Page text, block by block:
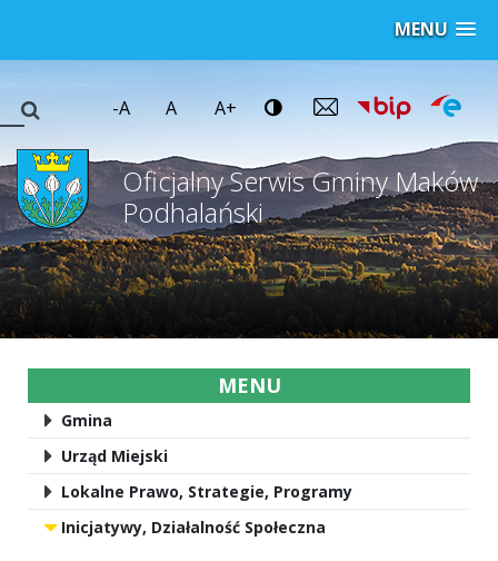
MENU
Oficjalny Serwis Gminy Maków
Podhalański
-A A A+
MENU
Gmina
Urząd Miejski
Lokalne Prawo, Strategie, Programy
Inicjatywy, Działalność Społeczna